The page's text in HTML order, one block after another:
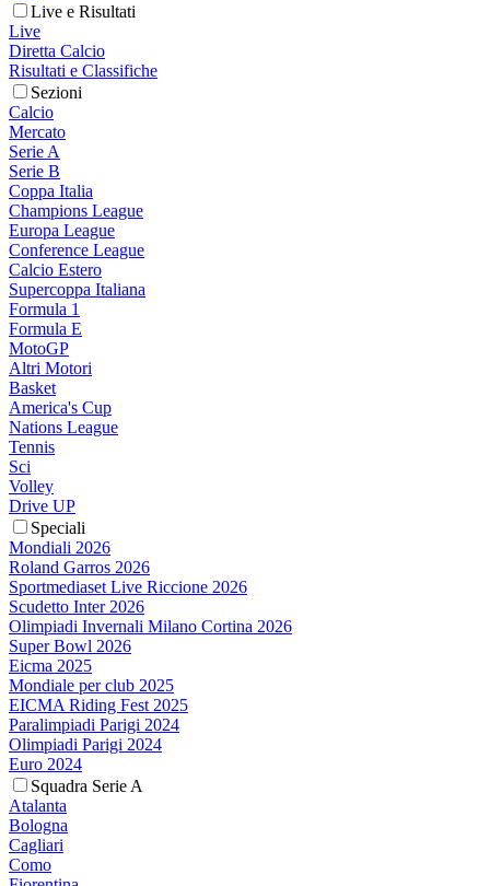
Live e Risultati
Live
Diretta Calcio
Risultati e Classifiche
Sezioni
Calcio
Mercato
Serie A
Serie B
Coppa Italia
Champions League
Europa League
Conference League
Calcio Estero
Supercoppa Italiana
Formula 1
Formula E
MotoGP
Altri Motori
Basket
America's Cup
Nations League
Tennis
Sci
Volley
Drive UP
Speciali
Mondiali 2026
Roland Garros 2026
Sportmediaset Live Riccione 2026
Scudetto Inter 2026
Olimpiadi Invernali Milano Cortina 2026
Super Bowl 2026
Eicma 2025
Mondiale per club 2025
EICMA Riding Fest 2025
Paralimpiadi Parigi 2024
Olimpiadi Parigi 2024
Euro 2024
Squadra Serie A
Atalanta
Bologna
Cagliari
Como